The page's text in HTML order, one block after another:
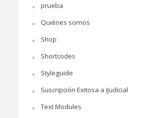
prueba
Quiénes somos
Shop
Shortcodes
Styleguide
Suscripción Exitosa a iJudicial
Text Modules